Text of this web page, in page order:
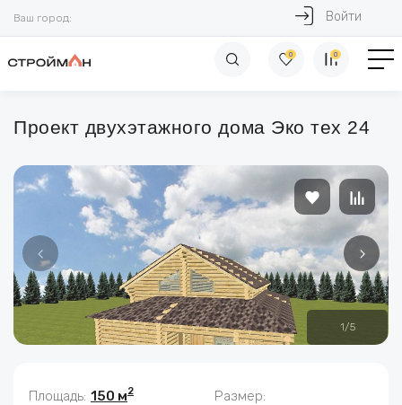
Ваш город: Войти
0 0
Проект двухэтажного дома Эко тех 24
1/5
Площадь: 150 м2 Размер: